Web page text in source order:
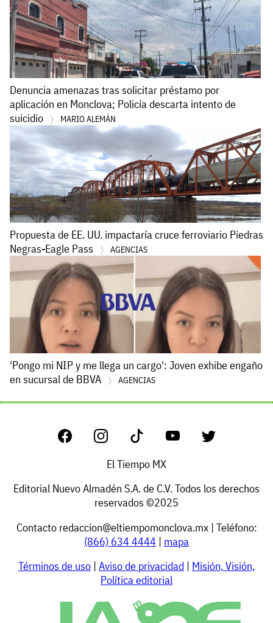
Denuncia amenazas tras solicitar préstamo por
aplicación en Monclova; Policía descarta intento de
suicidio
MARIO ALEMÁN
Propuesta de EE. UU. impactaría cruce ferroviario Piedras
Negras-Eagle Pass
AGENCIAS
'Pongo mi NIP y me llega un cargo': Joven exhibe engaño
en sucursal de BBVA
AGENCIAS
El Tiempo MX
Editorial Nuevo Almadén S.A. de C.V. Todos los derechos
reservados ©2025
Contacto redaccion@eltiempomonclova.mx| Teléfono:
(866) 634 4444 | mapa
Términos de uso | Aviso de privacidad | Misión, Visión,
Política editorial